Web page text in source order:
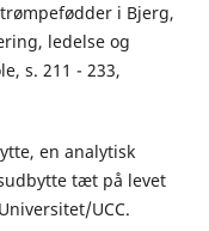
i Bjerg,
ledelse og
s. 211 - 233,
en analytisk
tæt på levet
UCC.